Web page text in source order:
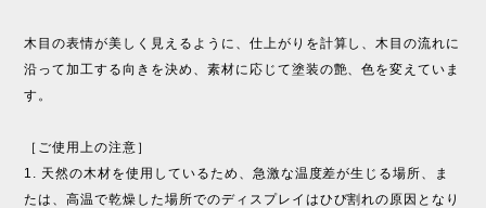
木目の表情が美しく見えるように、仕上がりを計算し、木目の流れに
沿って加工する向きを決め、素材に応じて塗装の艶、色を変えていま
す。
［ご使用上の注意］
1. 天然の木材を使用しているため、急激な温度差が生じる場所、ま
たは、高温で乾燥した場所でのディスプレイはひび割れの原因となり